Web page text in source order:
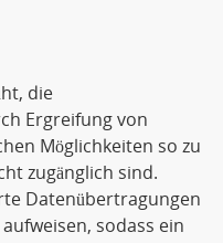
die
Ergreifung von
Möglichkeiten so zu
zugänglich sind.
Datenübertragungen
sodass ein